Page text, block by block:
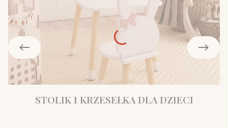
STOLIK I KRZESEŁKA DLA DZIECI